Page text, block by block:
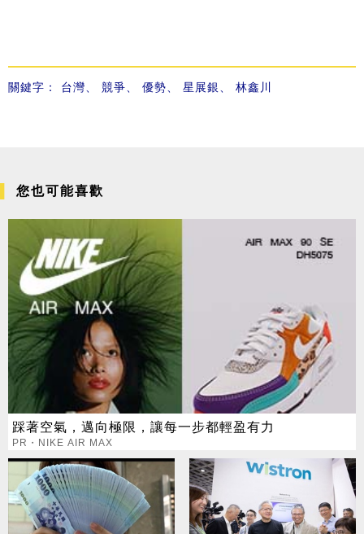
關鍵字： 台灣 競爭 優勢 星展銀 林鑫川
您也可能喜歡
踩著空氣，邁向極限，讓每一步都輕盈有力
PR・NIKE AIR MAX